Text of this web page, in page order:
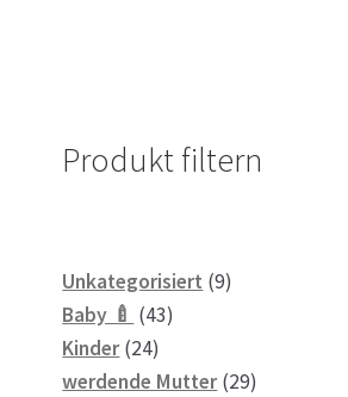
Produkt filtern
Unkategorisiert 99
Baby 🍼 4343
Kinder 2424
Produkte
werdende Mutter 2929